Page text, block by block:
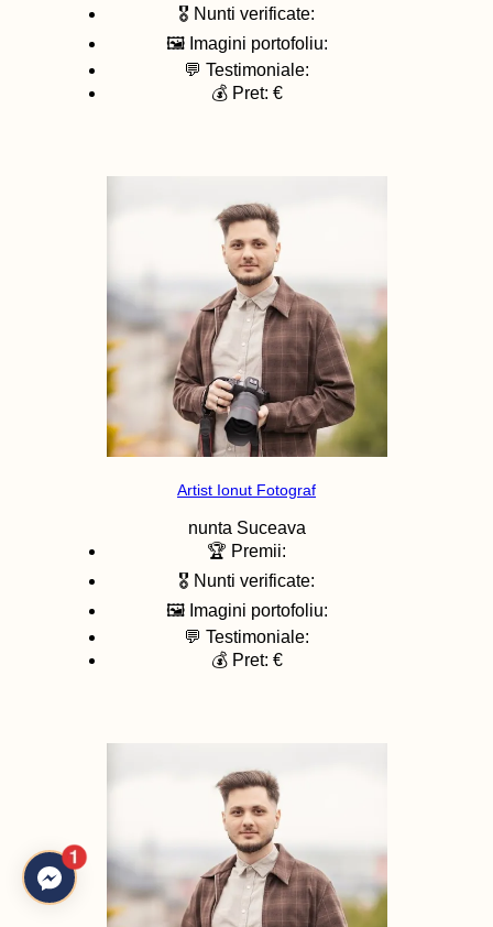
🎖️ Nunti verificate:
🖼️ Imagini portofoliu:
💬 Testimoniale:
💰 Pret: €
Artist Ionut Fotograf
nunta Suceava
🏆 Premii:
🎖️ Nunti verificate:
🖼️ Imagini portofoliu:
💬 Testimoniale:
💰 Pret: €